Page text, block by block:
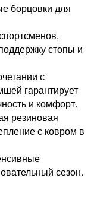
борцовки для
стопы и
с
гарантирует
и комфорт.
резиновая
с ковром в
сезон.